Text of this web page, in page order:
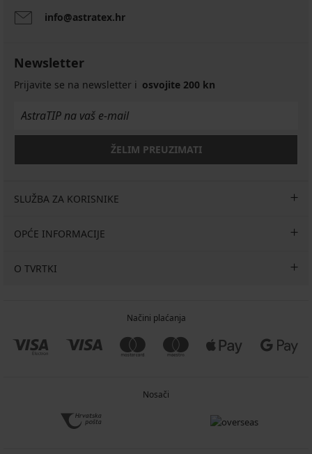
info@astratex.hr
Newsletter
Prijavite se na newsletter i osvojite 200 kn
ŽELIM PREUZIMATI
SLUŽBA ZA KORISNIKE
OPĆE INFORMACIJE
O TVRTKI
Načini plaćanja
Nosači